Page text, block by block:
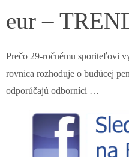
eur –
Prečo 29-ročnému sporiteľovi
rovnica rozhoduje o budúcej
odporúčajú odborníci …